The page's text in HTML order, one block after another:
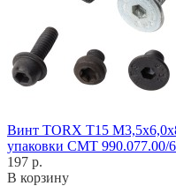
Винт TORX T15
упаковки CMT 990.077.00/
197 р.
В корзину